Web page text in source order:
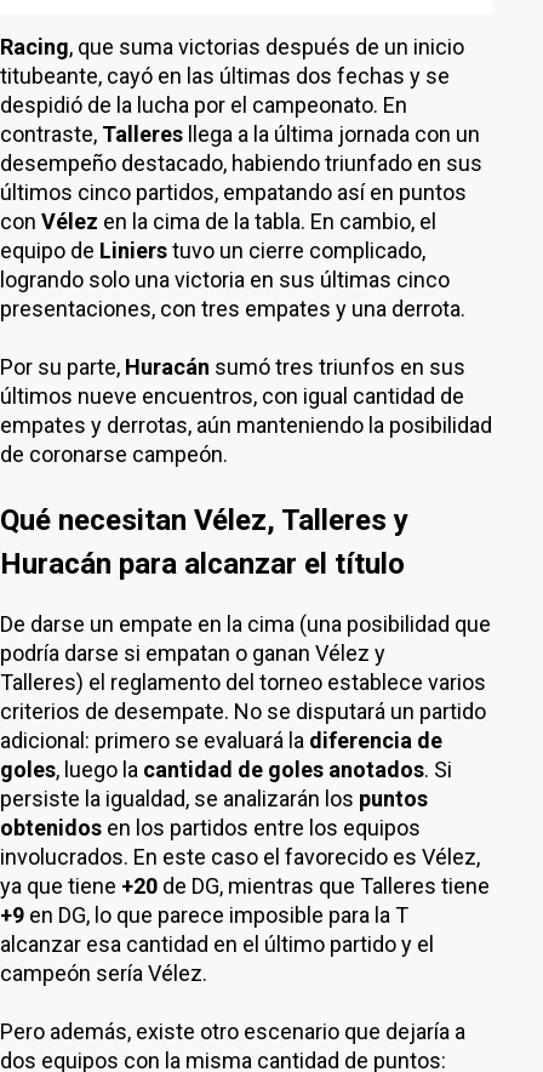
Racing, que suma victorias después de un inicio
titubeante, cayó en las últimas dos fechas y se
despidió de la lucha por el campeonato. En
contraste, Talleres llega a la última jornada con un
desempeño destacado, habiendo triunfado en sus
últimos cinco partidos, empatando así en puntos
con Vélez en la cima de la tabla. En cambio, el
equipo de Linierstuvo un cierre complicado,
logrando solo una victoria en sus últimas cinco
presentaciones, con tres empates y una derrota.
Por su parte, Huracán sumó tres triunfos en sus
últimos nueve encuentros, con igual cantidad de
empates y derrotas, aún manteniendo la posibilidad
de coronarse campeón.
Qué necesitan Vélez, Talleres y
Huracán para alcanzar el título
De darse un empate en la cima (una posibilidad que
podría darse si empatan o ganan Vélez y
Talleres) el reglamento del torneo establece varios
criterios de desempate. No se disputará un partido
adicional: primero se evaluará la diferencia de
goles, luego la cantidad de goles anotados. Si
persiste la igualdad, se analizarán los puntos
obtenidos en los partidos entre los equipos
involucrados. En este caso el favorecido es Vélez,
ya que tiene +20 de DG, mientras que Talleres tiene
+9 en DG, lo que parece imposible para la T
alcanzar esa cantidad en el último partido y el
campeón sería Vélez.
Pero además, existe otro escenario que dejaría a
dos equipos con la misma cantidad de puntos: